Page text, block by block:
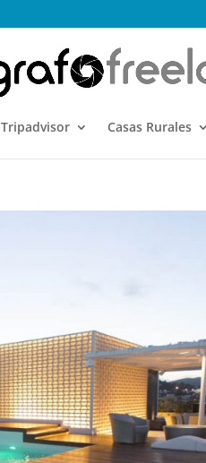
Tripadvisor Casas Rurales